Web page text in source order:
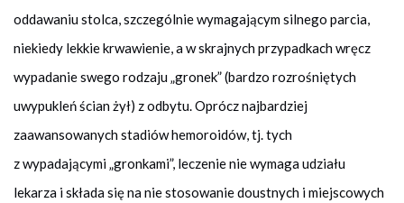
oddawaniu stolca, szczególnie wymagającym silnego parcia,
niekiedy lekkie krwawienie, a w skrajnych przypadkach wręcz
wypadanie swego rodzaju „gronek” (bardzo rozrośniętych
uwypukleń ścian żył) z odbytu. Oprócz najbardziej
zaawansowanych stadiów hemoroidów, tj. tych
z wypadającymi „gronkami”, leczenie nie wymaga udziału
lekarza i składa się na nie stosowanie doustnych i miejscowych